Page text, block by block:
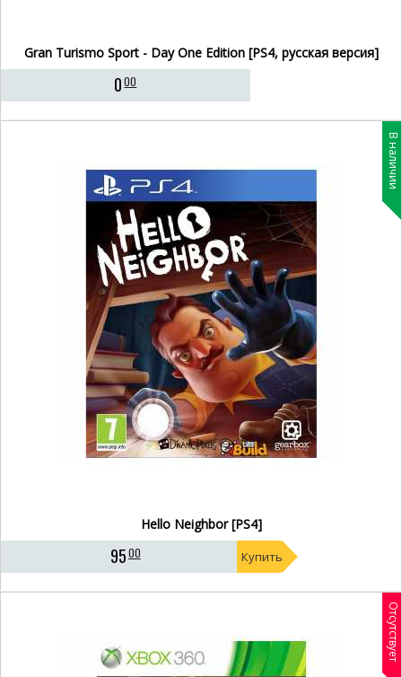
Gran Turismo Sport - Day One Edition [PS4, русская версия]
000
В наличии
Hello Neighbor [PS4]
9500 Купить
Отсутствует